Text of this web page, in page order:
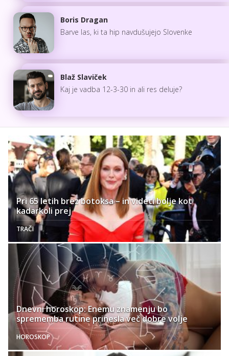
Boris Dragan
Barve las, ki ta hip navdušujejo Slovenke
Blaž Slaviček
Kaj je vadba 12-3-30 in ali res deluje?
Pri 65 letih brez botoksa – in videti bolje kot
kadarkoli prej
TRAČI
Dnevni horoskop: Enemu znamenju bo
sprememba rutine prinesla več dobre volje
HOROSKOP